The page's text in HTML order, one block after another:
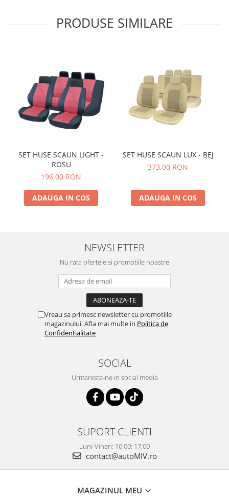
PRODUSE SIMILARE
SET HUSE SCAUN LIGHT -
ROSU
196,00 RON
ADAUGA IN COS
SET HUSE SCAUN LUX - BEJ
373,00 RON
ADAUGA IN COS
NEWSLETTER
Nu rata ofertele si promotiile noastre
Vreau sa primesc newsletter cu promotiile
magazinului. Afla mai multe in Politica de
Confidentialitate
SOCIAL
Urmareste-ne in social media
SUPORT CLIENTI
Luni-Vineri: 10:00: 17:00
contact@autoMIV.ro
MAGAZINUL MEU